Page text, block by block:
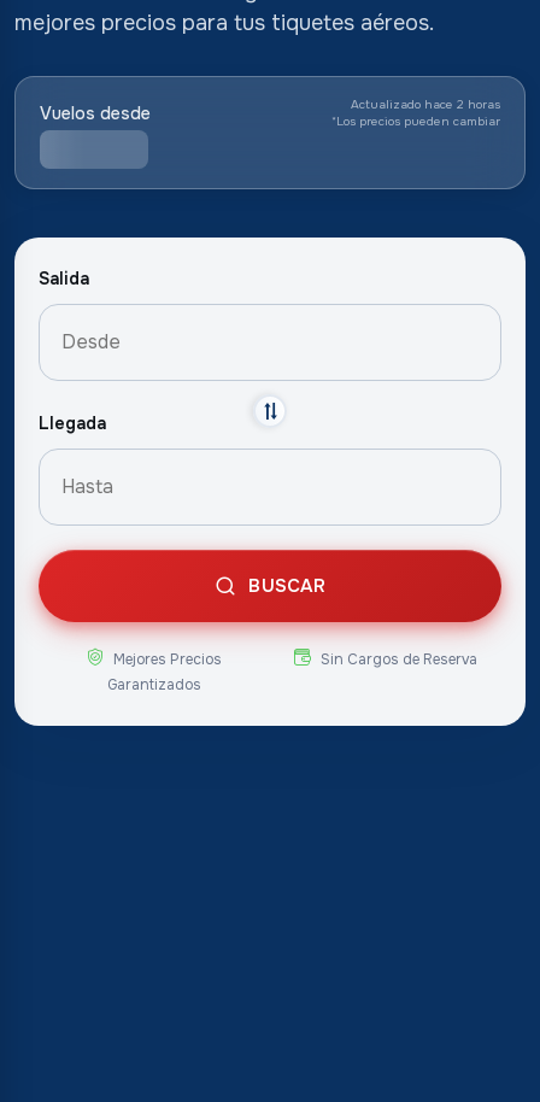
mejores precios para tus tiquetes aéreos.
Vuelos desde
Actualizado hace 2 horas
*Los precios pueden cambiar
Salida
Llegada
BUSCAR
Mejores Precios
Garantizados
Sin Cargos de Reserva